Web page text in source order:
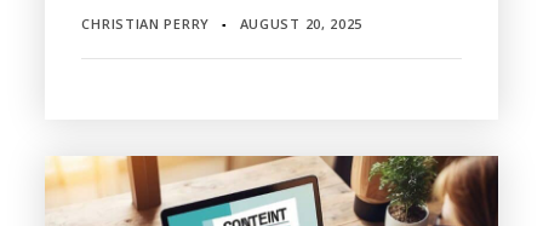
CHRISTIAN PERRY ▪ AUGUST 20, 2025